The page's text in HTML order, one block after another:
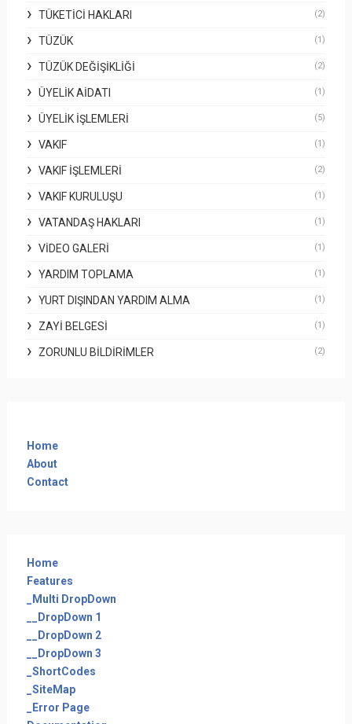
TÜKETICI HAKLARI (2)
TÜZÜK (1)
TÜZÜK DEĞIŞIKLIĞI (2)
ÜYELIK AIDATI (1)
ÜYELIK İŞLEMLERI (5)
VAKIF (1)
VAKIF İŞLEMLERI (2)
VAKIF KURULUŞU (1)
VATANDAŞ HAKLARI (1)
VIDEO GALERI (1)
YARDIM TOPLAMA (1)
YURT DIŞINDAN YARDIM ALMA (1)
ZAYI BELGESI (1)
ZORUNLU BILDIRIMLER (2)
Home
About
Contact
Home
Features
_Multi DropDown
__DropDown 1
__DropDown 2
__DropDown 3
_ShortCodes
_SiteMap
_Error Page